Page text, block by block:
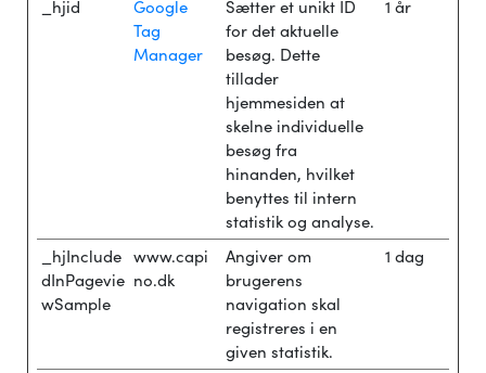
_hjid
Google
Tag
Manager
Sætter et unikt ID
for det aktuelle
besøg. Dette
tillader
hjemmesiden at
skelne individuelle
besøg fra
hinanden, hvilket
benyttes til intern
statistik og analyse.
1 år
_hjInclude
dInPagevie
wSample
www.capi
no.dk
Angiver om
brugerens
navigation skal
registreres i en
given statistik.
1 dag